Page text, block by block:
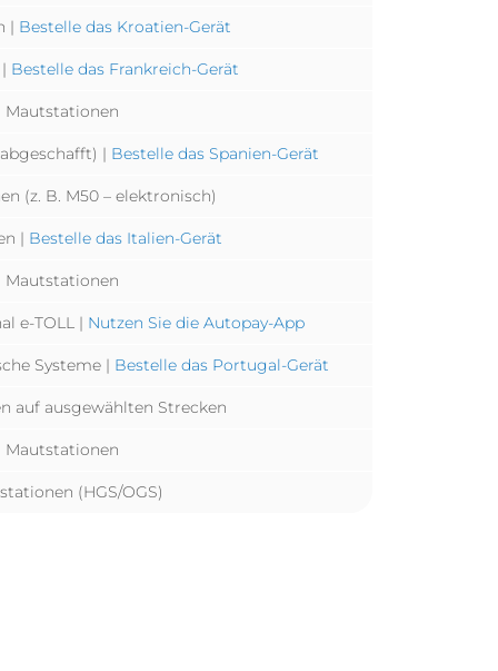
| Bestelle das Kroatien-Gerät
Bestelle das Frankreich-Gerät
Mautstationen
| Bestelle das Spanien-Gerät
(z. B. M50 – elektronisch)
| Bestelle das Italien-Gerät
Mautstationen
e-TOLL | Nutzen Sie die Autopay-App
Systeme | Bestelle das Portugal-Gerät
auf ausgewählten Strecken
Mautstationen
(HGS/OGS)